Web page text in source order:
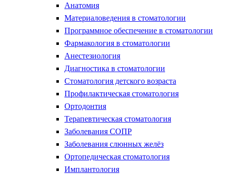
Анатомия
Материаловедения в стоматологии
Программное обеспечение в стоматологии
Фармакология в стоматологии
Анестезиология
Диагностика в стоматологии
Стоматология детского возраста
Профилактическая стоматология
Ортодонтия
Терапевтическая стоматология
Заболевания СОПР
Заболевания слюнных желёз
Ортопедическая стоматология
Имплантология